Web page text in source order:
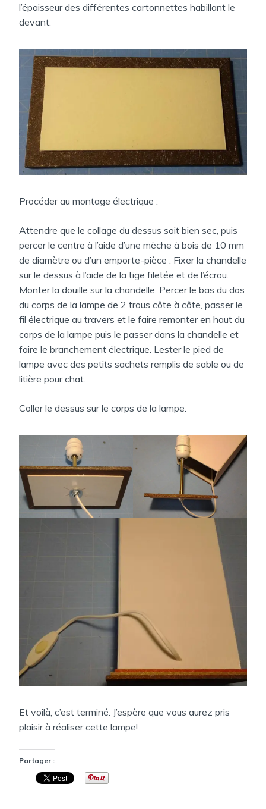
l’épaisseur des différentes cartonnettes habillant le
devant.
Procéder au montage électrique :
Attendre que le collage du dessus soit bien sec, puis
percer le centre à l’aide d’une mèche à bois de 10 mm
de diamètre ou d’un emporte-pièce . Fixer la chandelle
sur le dessus à l’aide de la tige filetée et de l’écrou.
Monter la douille sur la chandelle. Percer le bas du dos
du corps de la lampe de 2 trous côte à côte, passer le
fil électrique au travers et le faire remonter en haut du
corps de la lampe puis le passer dans la chandelle et
faire le branchement électrique. Lester le pied de
lampe avec des petits sachets remplis de sable ou de
litière pour chat.
Coller le dessus sur le corps de la lampe.
Et voilà, c’est terminé. J’espère que vous aurez pris
plaisir à réaliser cette lampe!
Partager :